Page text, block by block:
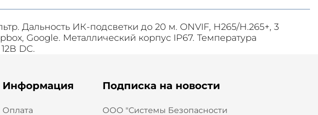
Дальность ИК-подсветки до 20 м. ONVIF, H265/H.265+, 3
Google. Металлический корпус IP67. Температура
DC.
Информация
Оплата
Подписка на новости
ООО "Системы Безопасности